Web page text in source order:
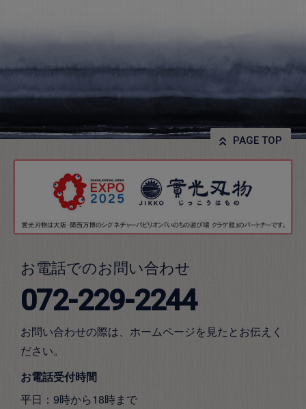
PAGE TOP
お電話でのお問い合わせ
072-229-2244
お問い合わせの際は、ホームページを見たとお伝えく
ださい。
お電話受付時間
平日：9時から18時まで